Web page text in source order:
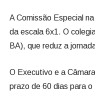
A Comissão Especial
da escala 6x1. O
BA), que reduz a
O Executivo e a
prazo de 60 dias para